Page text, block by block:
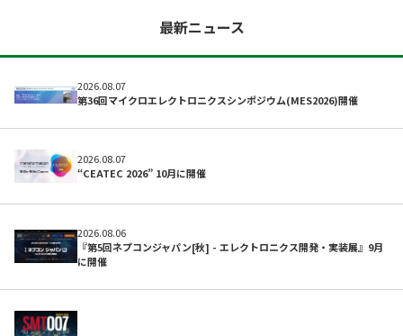
開発サポートのお願い
最新ニュース
2026.08.07
第36回マイクロエレクトロニクスシンポジウム(MES2026)開催
2026.08.07
“CEATEC 2026” 10月に開催
2026.08.06
『第5回ネプコンジャパン[秋] - エレクトロニクス開発・実装展』9月
に開催